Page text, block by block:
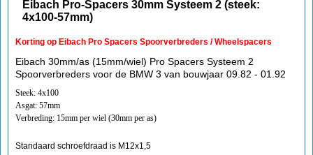
Eibach Pro-Spacers 30mm Systeem 2 (steek:
4x100-57mm)
Korting op Eibach Pro Spacers Spoorverbreders / Wheelspacers
Eibach 30mm/as (15mm/wiel) Pro Spacers Systeem 2
Spoorverbreders voor de BMW 3 van bouwjaar 09.82 - 01.92
Steek: 4x100
Asgat: 57mm
Verbreding: 15mm per wiel (30mm per as)
Standaard schroefdraad is M12x1,5